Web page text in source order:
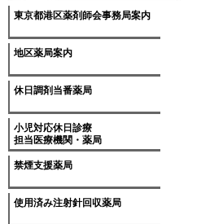
東京都港区薬剤師会事務局案内
地区薬局案内
休日調剤当番薬局
小児対応休日診療
担当医療機関・薬局
禁煙支援薬局
使用済み注射針回収薬局